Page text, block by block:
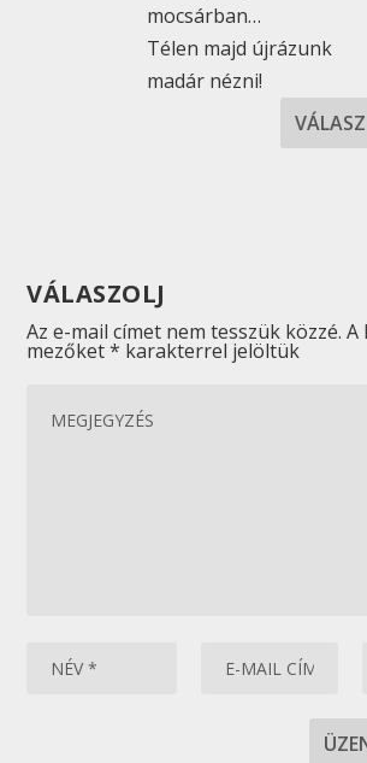
mocsárban…
Télen majd újrázunk
madár nézni!
VÁLASZ
VÁLASZOLJ
Az e-mail címet nem tesszük közzé. A
mezőket* karakterrel jelöltük